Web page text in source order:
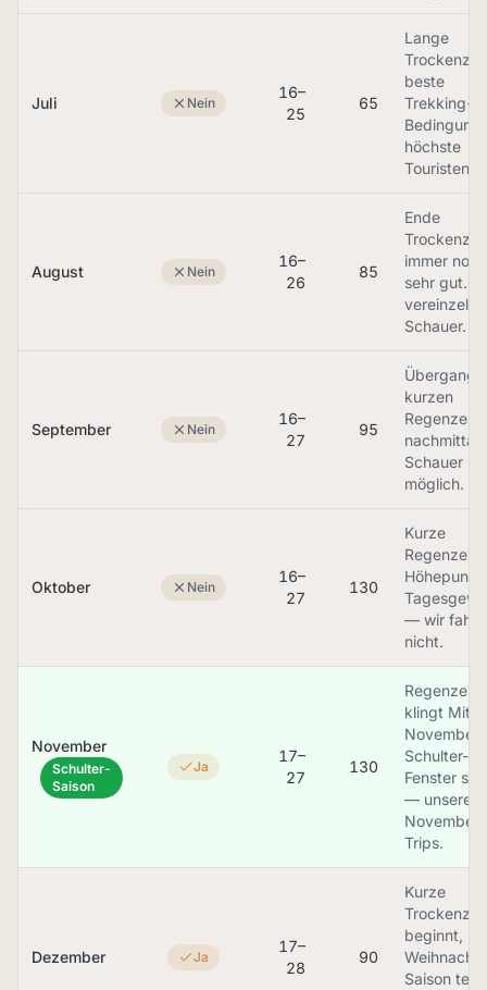
Juli Nein
16–
25
65
Lange
beste
Trekking-
höchste
August Nein
16–
26
85
Ende
immer noch
sehr gut.
vereinzelte
Schauer.
September Nein
16–
27
95
Übergang
kurzen
Regenzeit,
Schauer
möglich.
Oktober Nein
16–
27
130
Kurze
Regenzeit
— wir
nicht.
November
Schulter-
Saison
Ja
17–
27
130
Regenzeit
klingt Mitte
November
Schulter-
Fenster
— unsere
November-
Trips.
Dezember Ja
17–
28
90
Kurze
Trockenzeit
beginnt,
Saison